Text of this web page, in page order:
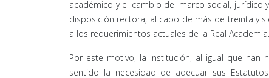
académico y el cambio del marco social,
disposición rectora, al cabo de más de treinta y
a los requerimientos actuales de la Real Academia.
Por este motivo, la Institución, al igual que han
sentido la necesidad de adecuar sus